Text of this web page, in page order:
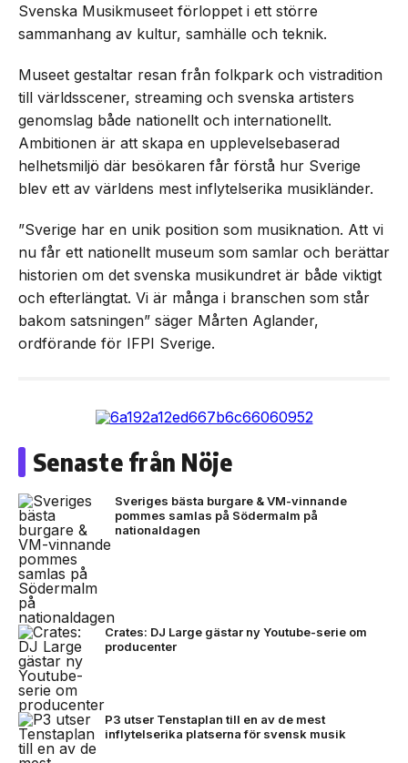
Svenska Musikmuseet förloppet i ett större
sammanhang av kultur, samhälle och teknik.
Museet gestaltar resan från folkpark och vistradition
till världsscener, streaming och svenska artisters
genomslag både nationellt och internationellt.
Ambitionen är att skapa en upplevelsebaserad
helhetsmiljö där besökaren får förstå hur Sverige
blev ett av världens mest inflytelserika musikländer.
”Sverige har en unik position som musiknation. Att vi
nu får ett nationellt museum som samlar och berättar
historien om det svenska musikundret är både viktigt
och efterlängtat. Vi är många i branschen som står
bakom satsningen” säger Mårten Aglander,
ordförande för IFPI Sverige.
Senaste från Nöje
Sveriges bästa burgare & VM-vinnande
pommes samlas på Södermalm på
nationaldagen
Crates: DJ Large gästar ny Youtube-serie om
producenter
P3 utser Tenstaplan till en av de mest
inflytelserika platserna för svensk musik